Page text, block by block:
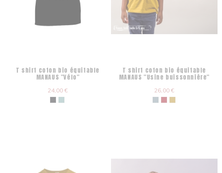
T shirt coton bio équitable
MANAUS "Vélo"
24,00 €
T shirt coton bio équitable
MANAUS "Usine buissonnière"
26,00 €